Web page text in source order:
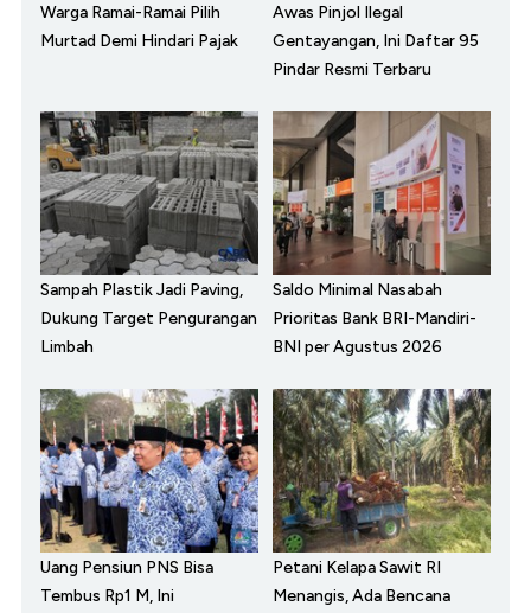
Warga Ramai-Ramai Pilih
Murtad Demi Hindari Pajak
Awas Pinjol Ilegal
Gentayangan, Ini Daftar 95
Pindar Resmi Terbaru
Sampah Plastik Jadi Paving,
Dukung Target Pengurangan
Limbah
Saldo Minimal Nasabah
Prioritas Bank BRI-Mandiri-
BNI per Agustus 2026
Uang Pensiun PNS Bisa
Tembus Rp1 M, Ini
Petani Kelapa Sawit RI
Menangis, Ada Bencana